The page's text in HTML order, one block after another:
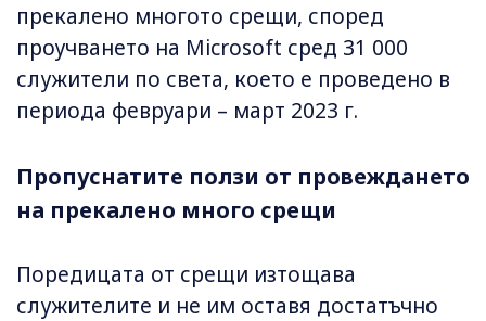
прекалено многото срещи, според
проучването на Microsoft сред 31 000
служители по света, което е проведено в
периода февруари – март 2023 г.
Пропуснатите ползи от провеждането
на прекалено много срещи
Поредицата от срещи изтощава
служителите и не им оставя достатъчно